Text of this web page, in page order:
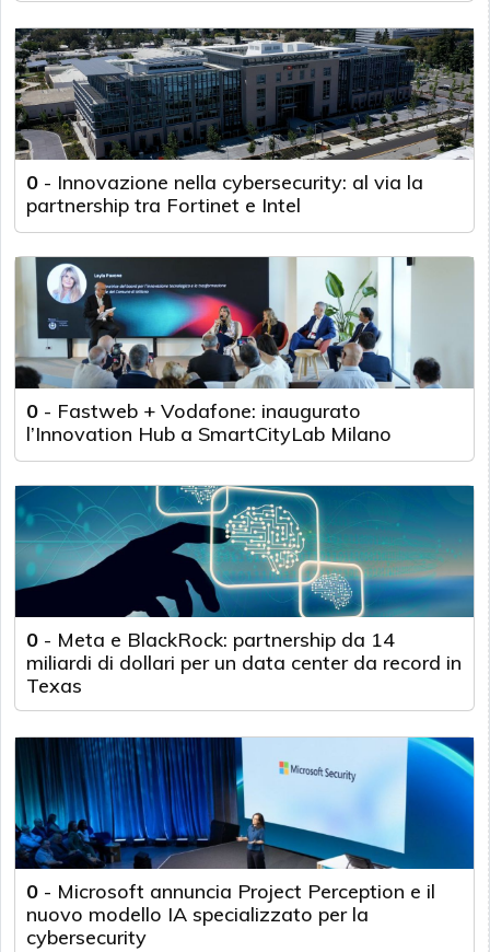
0 - Innovazione nella cybersecurity: al via la
partnership tra Fortinet e Intel
0 - Fastweb + Vodafone: inaugurato
l’Innovation Hub a SmartCityLab Milano
0 - Meta e BlackRock: partnership da 14
miliardi di dollari per un data center da record in
Texas
0 - Microsoft annuncia Project Perception e il
nuovo modello IA specializzato per la
cybersecurity